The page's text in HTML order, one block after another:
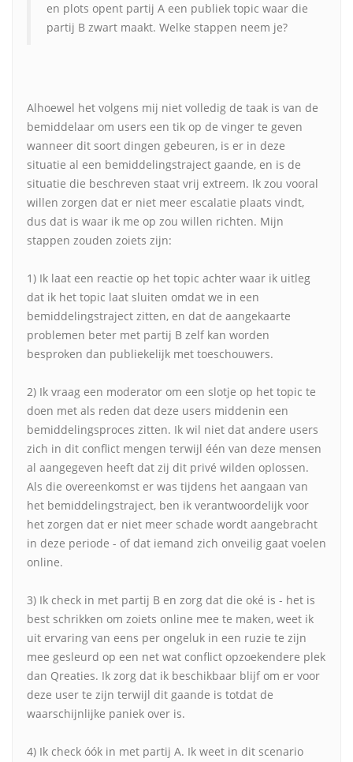
en plots opent partij A een publiek topic waar die
partij B zwart maakt. Welke stappen neem je?
Alhoewel het volgens mij niet volledig de taak is van de
bemiddelaar om users een tik op de vinger te geven
wanneer dit soort dingen gebeuren, is er in deze
situatie al een bemiddelingstraject gaande, en is de
situatie die beschreven staat vrij extreem. Ik zou vooral
willen zorgen dat er niet meer escalatie plaats vindt,
dus dat is waar ik me op zou willen richten. Mijn
stappen zouden zoiets zijn:
1) Ik laat een reactie op het topic achter waar ik uitleg
dat ik het topic laat sluiten omdat we in een
bemiddelingstraject zitten, en dat de aangekaarte
problemen beter met partij B zelf kan worden
besproken dan publiekelijk met toeschouwers.
2) Ik vraag een moderator om een slotje op het topic te
doen met als reden dat deze users middenin een
bemiddelingsproces zitten. Ik wil niet dat andere users
zich in dit conflict mengen terwijl één van deze mensen
al aangegeven heeft dat zij dit privé wilden oplossen.
Als die overeenkomst er was tijdens het aangaan van
het bemiddelingstraject, ben ik verantwoordelijk voor
het zorgen dat er niet meer schade wordt aangebracht
in deze periode - of dat iemand zich onveilig gaat voelen
online.
3) Ik check in met partij B en zorg dat die oké is - het is
best schrikken om zoiets online mee te maken, weet ik
uit ervaring van eens per ongeluk in een ruzie te zijn
mee gesleurd op een net wat conflict opzoekendere plek
dan Qreaties. Ik zorg dat ik beschikbaar blijf om er voor
deze user te zijn terwijl dit gaande is totdat de
waarschijnlijke paniek over is.
4) Ik check óók in met partij A. Ik weet in dit scenario